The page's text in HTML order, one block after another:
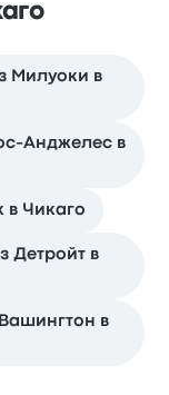
Милуоки в
Анджелес в
в Чикаго
Детройт в
в